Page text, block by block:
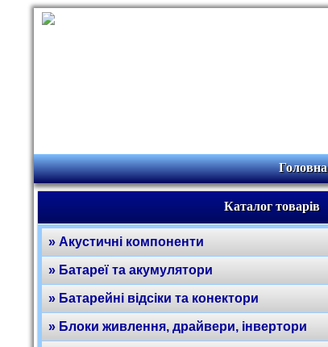
Головна
Каталог товарів
» Акустичні компоненти
» Батареї та акумулятори
» Батарейні відсіки та конектори
» Блоки живлення, драйвери, інвертори